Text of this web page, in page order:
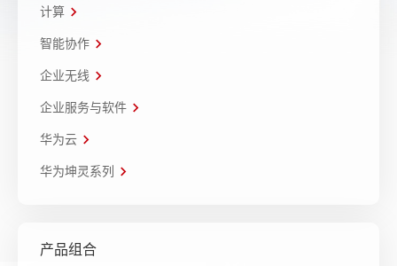
计算
智能协作
企业无线
企业服务与软件
华为云
华为坤灵系列
产品组合